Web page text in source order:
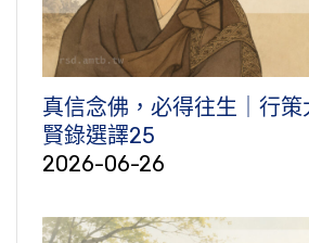
真信念佛，必得往生｜行
賢錄選譯25
2026-06-26